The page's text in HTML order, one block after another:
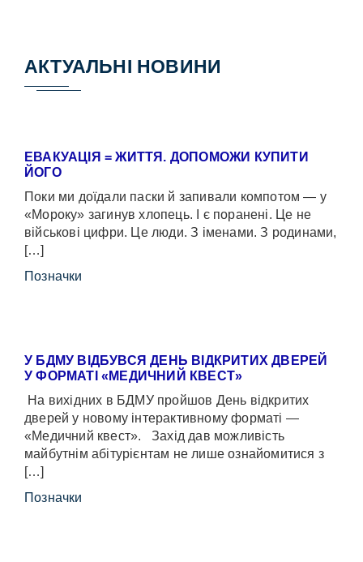
АКТУАЛЬНІ НОВИНИ
ЕВАКУАЦІЯ = ЖИТТЯ. ДОПОМОЖИ КУПИТИ
ЙОГО
Поки ми доїдали паски й запивали компотом — у
«Мороку» загинув хлопець. І є поранені. Це не
військові цифри. Це люди. З іменами. З родинами,
[…]
Позначки
У БДМУ ВІДБУВСЯ ДЕНЬ ВІДКРИТИХ ДВЕРЕЙ
У ФОРМАТІ «МЕДИЧНИЙ КВЕСТ»
На вихідних в БДМУ пройшов День відкритих
дверей у новому інтерактивному форматі —
«Медичний квест». Захід дав можливість
майбутнім абітурієнтам не лише ознайомитися з
[…]
Позначки